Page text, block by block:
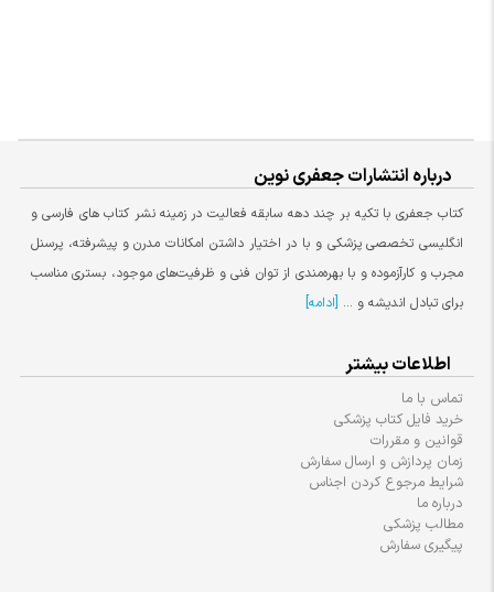
درباره انتشارات جعفری نوین
کتاب جعفری با تکیه بر چند دهه سابقه فعالیت در زمینه نشر کتاب های فارسی و
انگلیسی تخصصی پزشکی و با در اختیار داشتن امکانات مدرن و پیشرفته، پرسنل
مجرب و کارآزموده و با بهره‌مندی از توان فنی و ظرفیت‌های موجود، بستری مناسب
برای تبادل اندیشه و ... [ادامه]
اطلاعات بیشتر
تماس با ما
خرید فایل کتاب پزشکی
قوانین و مقررات
زمان پردازش و ارسال سفارش
شرایط مرجوع کردن اجناس
درباره ما
مطالب پزشکی
پیگیری سفارش